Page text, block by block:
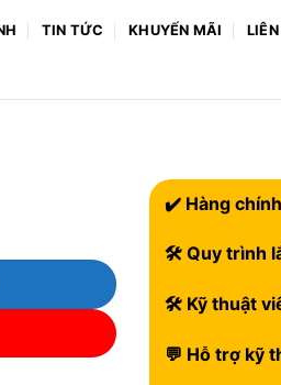
TIN TỨC KHUYẾN MÃI
✔️ Hàng
🛠 Quy trình
🛠 Kỹ thuật
💬 Hỗ trợ kỹ